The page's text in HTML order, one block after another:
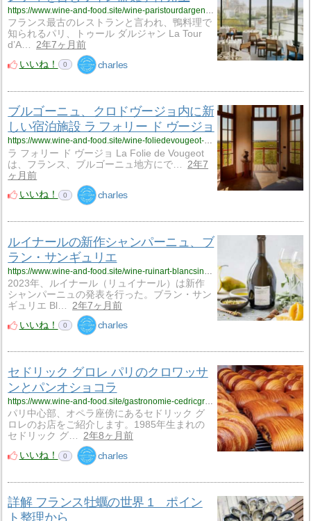
https://www.wine-and-food.site/wine-paristourdargent-000124/
フランス最古のレストランと言われ、鴨料理で
知られるパリ、トゥール ダルジャン La Tour
d’A…
2年7ヶ月前
いいね！
0 charles
ブルゴーニュ、クロドヴージョ内に新
しい宿泊施設 ラ フォリー ド ヴージョ
https://www.wine-and-food.site/wine-foliedevougeot-000124/
ラ フォリー ド ヴージョ La Folie de Vougeot
は、フランス、ブルゴーニュ地方にで…
2年7
ヶ月前
いいね！
0 charles
ルイナールの新作シャンパーニュ、ブ
ラン・サンギュリエ
2023年、ルイナール（リュイナール）は新作
シャンパーニュの発表を行った。ブラン・サン
ギュリエ Bl…
2年7ヶ月前
いいね！
0 charles
セドリック グロレ パリのクロワッサ
ンとパンオショコラ
https://www.wine-and-food.site/gastronomie-cedricgrolet-001223/
パリ中心部、オペラ座傍にあるセドリック グ
ロレのお店をご紹介します。1985年生まれの
セドリック グ…
2年8ヶ月前
いいね！
0 charles
詳解 フランス牡蠣の世界 1 ポイン
ト整理から